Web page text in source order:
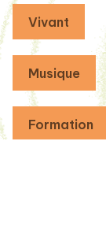
Vivant
Musique
Formation